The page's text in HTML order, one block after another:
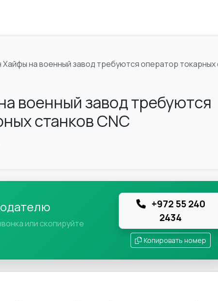
Хайфы на военный завод требуются оператор токарных
военный завод требуются
станков CNC
или скопируйте
+972 55 240
2434
Копировать номер